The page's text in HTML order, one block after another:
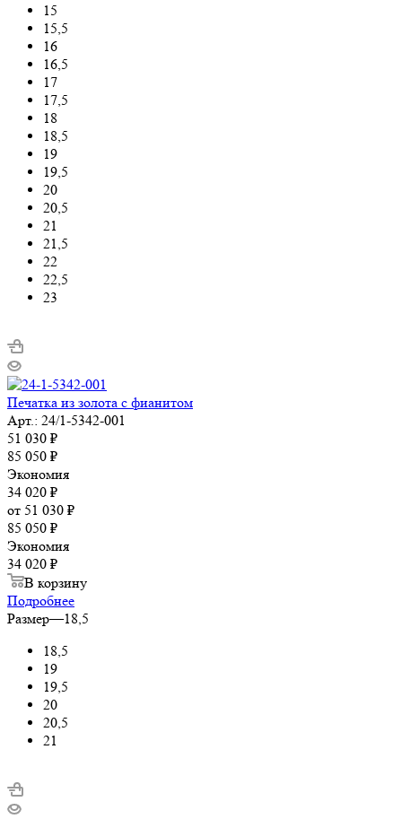
15
15,5
16
16,5
17
17,5
18
18,5
19
19,5
20
20,5
21
21,5
22
22,5
23
Печатка из золота с фианитом
Арт.: 24/1-5342-001
51 030 ₽
85 050 ₽
Экономия
34 020 ₽
от 51 030 ₽
85 050 ₽
Экономия
34 020 ₽
В корзину
Подробнее
Размер—18,5
18,5
19
19,5
20
20,5
21